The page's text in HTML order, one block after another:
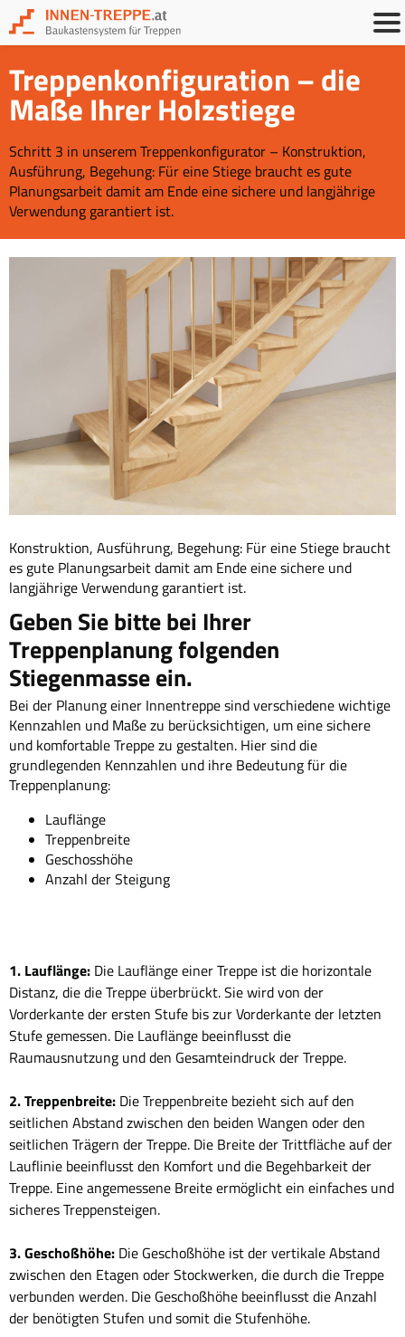
Treppenkonfiguration – die
Maße Ihrer Holzstiege
Schritt 3 in unserem Treppenkonfigurator – Konstruktion,
Ausführung, Begehung: Für eine Stiege braucht es gute
Planungsarbeit damit am Ende eine sichere und langjährige
Verwendung garantiert ist.
Konstruktion, Ausführung, Begehung: Für eine Stiege braucht
es gute Planungsarbeit damit am Ende eine sichere und
langjährige Verwendung garantiert ist.
Geben Sie bitte bei Ihrer
Treppenplanung folgenden
Stiegenmasse ein.
Bei der Planung einer Innentreppe sind verschiedene wichtige
Kennzahlen und Maße zu berücksichtigen, um eine sichere
und komfortable Treppe zu gestalten. Hier sind die
grundlegenden Kennzahlen und ihre Bedeutung für die
Treppenplanung:
Lauflänge
Treppenbreite
Geschosshöhe
Anzahl der Steigung
1. Lauflänge: Die Lauflänge einer Treppe ist die horizontale
Distanz, die die Treppe überbrückt. Sie wird von der
Vorderkante der ersten Stufe bis zur Vorderkante der letzten
Stufe gemessen. Die Lauflänge beeinflusst die
Raumausnutzung und den Gesamteindruck der Treppe.
2. Treppenbreite: Die Treppenbreite bezieht sich auf den
seitlichen Abstand zwischen den beiden Wangen oder den
seitlichen Trägern der Treppe. Die Breite der Trittfläche auf der
Lauflinie beeinflusst den Komfort und die Begehbarkeit der
Treppe. Eine angemessene Breite ermöglicht ein einfaches und
sicheres Treppensteigen.
3. Geschoßhöhe: Die Geschoßhöhe ist der vertikale Abstand
zwischen den Etagen oder Stockwerken, die durch die Treppe
verbunden werden. Die Geschoßhöhe beeinflusst die Anzahl
der benötigten Stufen und somit die Stufenhöhe.